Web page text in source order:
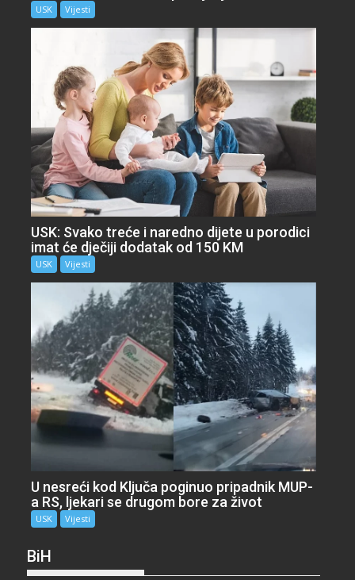
USK Vijesti
USK: Svako treće i naredno dijete u porodici
imat će dječiji dodatak od 150 KM
USK Vijesti
U nesreći kod Ključa poginuo pripadnik MUP-
a RS, ljekari se drugom bore za život
USK Vijesti
BiH